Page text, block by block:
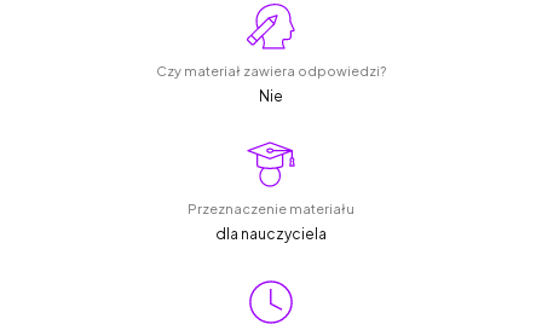
Czy materiał zawiera odpowiedzi?
Nie
Przeznaczenie materiału
dla nauczyciela